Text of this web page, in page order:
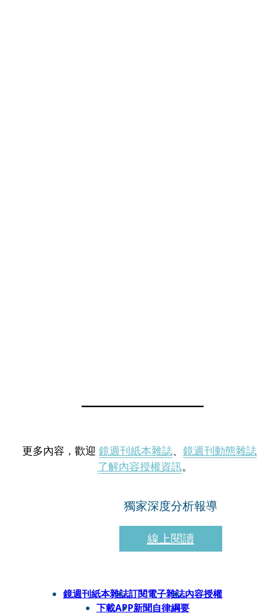
更多內容，歡迎 鏡週刊紙本雜誌、 鏡週刊動態雜誌
了解內容授權資訊。
獨家深度分析報導
線上閱讀
鏡週刊紙本雜誌訂閱電子雜誌內容授權
下載APP新聞自律綱要